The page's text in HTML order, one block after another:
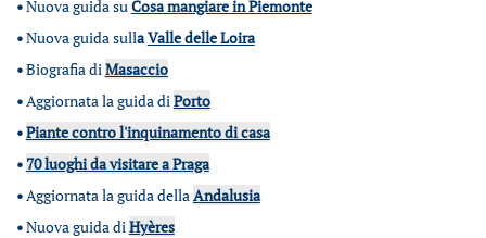
•Nuova guida suCosa mangiare in Piemonte
•Nuova guida sullaValle delle Loira
•Biografia diMasaccio
•Aggiornata la guida diPorto
•Piante contro l'inquinamento di casa
• 70 luoghi da visitare a Praga
•Aggiornata la guida dellaAndalusia
•Nuova guida diHyères